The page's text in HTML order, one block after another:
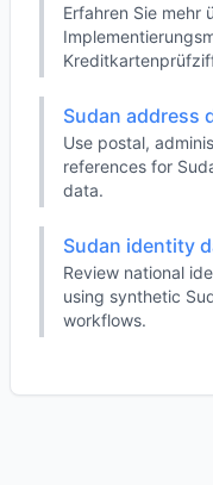
Erfahren Sie mehr
Sudan address
Use postal,
references for
data.
Sudan identity
Review national
using synthetic
workflows.